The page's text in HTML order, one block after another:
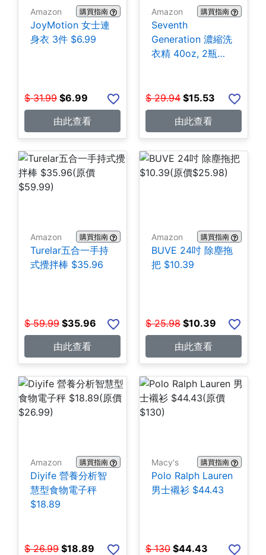
Amazon 購買指南
JoyMotion 女士連
身衣 3件 $6.99
$ 31.99 $6.99
由此查看
Amazon 購買指南
Seventh
Generation 濃縮洗
衣精 40oz, 2瓶
$ 29.94 $15.53
由此查看
Amazon 購買指南
Turelar五合一手持
式攪拌棒 $35.96
$ 59.99 $35.96
由此查看
Amazon 購買指南
BUVE 24吋 除塵拖
把 $10.39
$ 25.98 $10.39
由此查看
Amazon 購買指南
Diyife 營養分析智
慧型食物電子秤
$18.89
$ 26.99 $18.89
Macy's 購買指南
Polo Ralph Lauren
男士襯衫 $44.43
$ 130 $44.43